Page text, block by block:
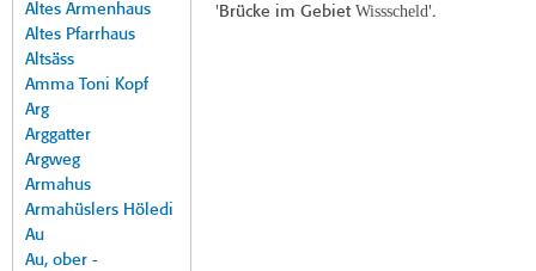
Altes Armenhaus
Altes Pfarrhaus
Altsäss
Amma Toni Kopf
Arg
Arggatter
Argweg
Armahus
Armahüslers Höledi
Au
Au, ober -
'Brücke im Gebiet Wissscheld'.